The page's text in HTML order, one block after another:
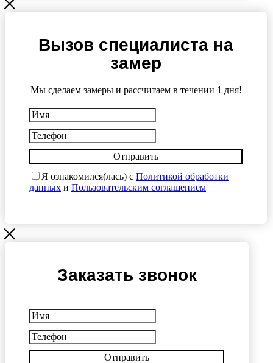
Вызов специалиста на
замер
Мы сделаем замеры и рассчитаем в течении 1 дня!
Отправить
Я ознакомился(лась) с Политикой обработки
данных и Пользовательским соглашением
Заказать звонок
Отправить